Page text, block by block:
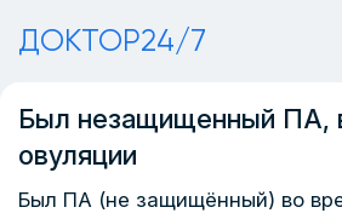
ДОКТОР24/7
Был незащищенный ПА,
овуляции
Был ПА (не защищённый) во